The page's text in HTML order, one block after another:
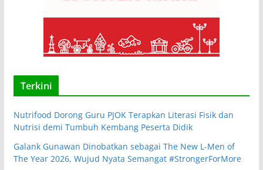
Terkini
Nutrifood Dorong Guru PJOK Terapkan Literasi Fisik dan
Nutrisi demi Tumbuh Kembang Peserta Didik
Galank Gunawan Dinobatkan sebagai The New L-Men of
The Year 2026, Wujud Nyata Semangat #StrongerForMore